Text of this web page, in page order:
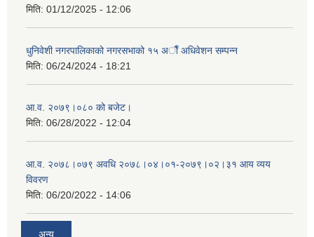
मिति: 01/12/2025 - 12:06
धुनिवेशी नगरपालिकाको नगरसभाको १५ अाैँ अधिवेशन सम्पन्न
मिति: 06/24/2024 - 18:21
आ.व. २०७९।०८० को बजेट।
मिति: 06/28/2022 - 12:04
आ.व. २०७८।०७९ अवधि २०७८।०४।०१-२०७९।०२।३१ आय व्यय
विवरण
मिति: 06/20/2022 - 14:06
अन्य